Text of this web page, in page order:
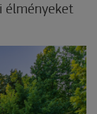
élményeket